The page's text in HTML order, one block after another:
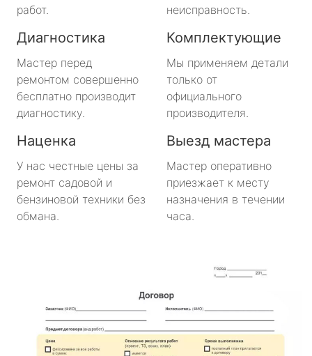
Будогощь
Важины
Виллози
Вознесенье
Вырица
Дружная Горка
имени Свердлова
Красный Бор
работ. неисправность.
Диагностика
Мастер перед
ремонтом совершенно
бесплатно производит
диагностику.
Комплектующие
Мы применяем детали
только от
официального
производителя.
Наценка
У нас честные цены за
ремонт садовой и
бензиновой техники без
обмана.
Выезд мастера
Мастер оперативно
приезжает к месту
назначения в течении
часа.